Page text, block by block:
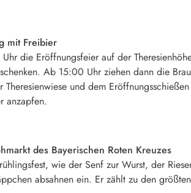
mit Freibier
die Eröffnungsfeier auf der
Ab 15:00 Uhr ziehen dann die
Theresienwiese und dem
anzapfen.
des Bayerischen Roten Kreuzes
wie der Senf zur Wurst, der
absahnen ein. Er zählt zu den